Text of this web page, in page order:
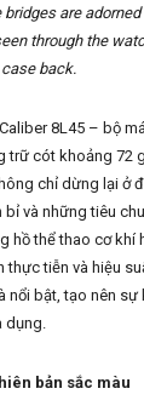
are
through the
case back.
8L45 – bộ
trữ cót khoảng 72
chỉ dừng lại ở
và những tiêu
hồ thể thao cơ khí
tiễn và hiệu
nổi bật, tạo nên sự
dụng.
bản sắc màu